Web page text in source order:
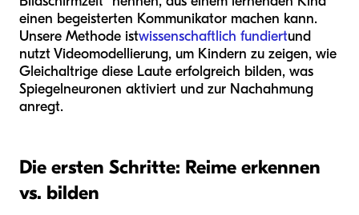
einen begeisterten Kommunikator machen kann.
Unsere Methode istwissenschaftlich fundiertund
nutzt Videomodellierung, um Kindern zu zeigen, wie
Gleichaltrige diese Laute erfolgreich bilden, was
Spiegelneuronen aktiviert und zur Nachahmung
anregt.
Die ersten Schritte: Reime erkennen
vs. bilden